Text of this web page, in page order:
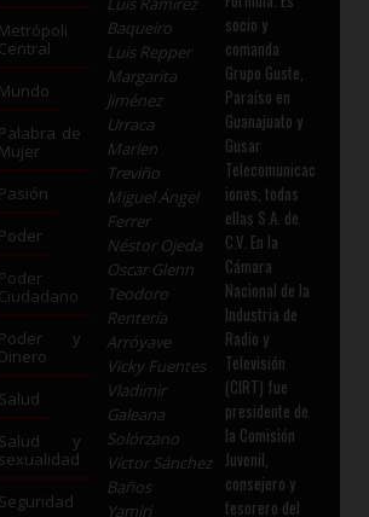
Metrópoli
Central
Mundo
Palabra de
Mujer
Pasión
Poder
Poder
Ciudadano
Poder y
Dinero
Salud
Salud y
sexualidad
Seguridad
Baqueiro
Luis Repper
Margarita
Jiménez
Urraca
Marlen
Treviño
Miguel Ángel
Ferrer
Néstor Ojeda
Oscar Glenn
Teodoro
Rentería
Arróyave
Vicky Fuentes
Vladimir
Galeana
Solórzano
Víctor Sánchez
Baños
Yamiri
socio y
comanda
Grupo Guste,
Paraíso en
Guanajuato y
Gusar
Telecomunicac
iones, todas
ellas S.A. de
C.V. En la
Cámara
Nacional de la
Industria de
Radio y
Televisión
(CIRT) fue
presidente de
la Comisión
Juvenil,
consejero y
tesorero del